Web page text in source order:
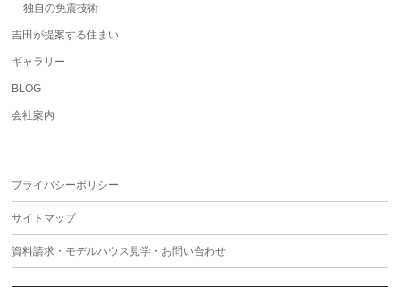
独自の免震技術
吉田が提案する住まい
ギャラリー
BLOG
会社案内
プライバシーポリシー
サイトマップ
資料請求・モデルハウス見学・お問い合わせ